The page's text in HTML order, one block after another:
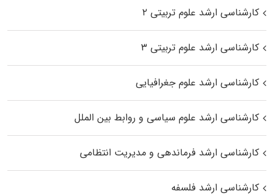
کارشناسی ارشد علوم تربیتی ۲
کارشناسی ارشد علوم تربیتی ۳
کارشناسی ارشد علوم جغرافیایی
کارشناسی ارشد علوم سیاسی و روابط بین الملل
کارشناسی ارشد فرماندهی و مدیریت انتظامی
کارشناسی ارشد فلسفه